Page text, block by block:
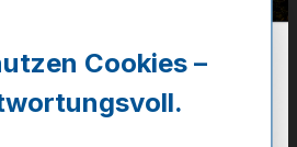
Cookies –